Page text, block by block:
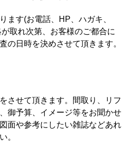
ます(お電話、HP、ハガキ、
取れ次第、お客様のご都合に
の日時を決めさせて頂きます。
させて頂きます。間取り、リフ
御予算、イメージ等をお聞かせ
面や参考にしたい雑誌などあれ
。